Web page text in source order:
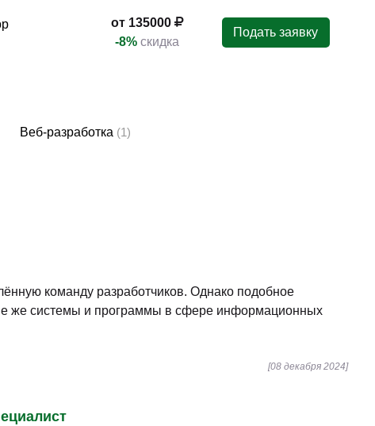
от 135000
-8% скидка
Подать заявку
Веб-разработка (1)
команду разработчиков. Однако подобное
же системы и программы в сфере информационных
[08 декабря 2024]